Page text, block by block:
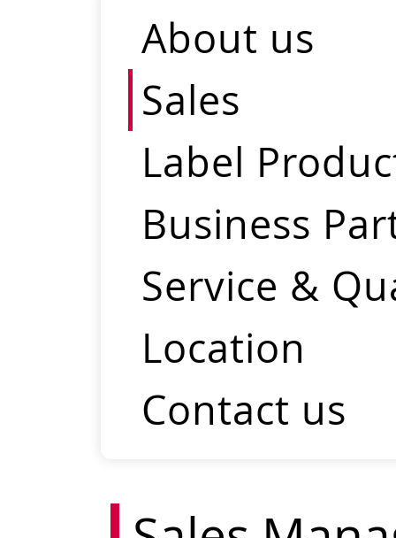
About us
Sales
Label
Business
Service &
Location
Contact us